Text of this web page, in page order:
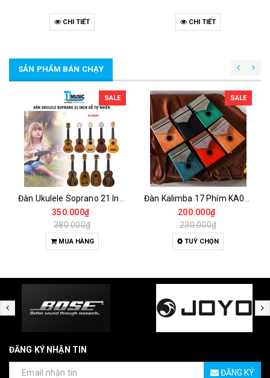
CHI TIẾT CHI TIẾT
SẢN PHẨM BÁN CHẠY
SALE
350.000₫
380.000₫
MUA HÀNG
SALE
200.000₫
230.000₫
TUỲ CHỌN
ĐĂNG KÝ NHẬN TIN
ĐĂNG KÝ